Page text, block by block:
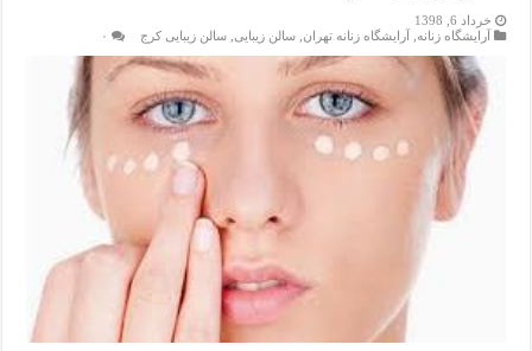
خرداد 6, 1398
آرایشگاه زنانه ,آرایشگاه زنانه تهران ,سالن زیبایی ,سالن زیبایی کرج ۰